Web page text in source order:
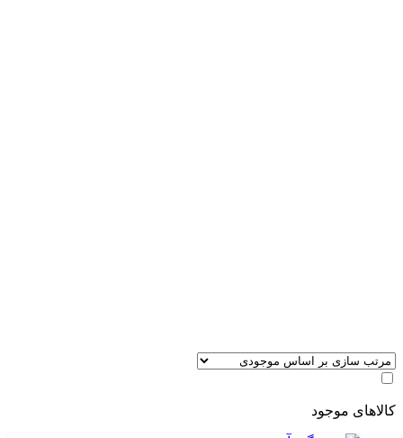
کالاهای موجود